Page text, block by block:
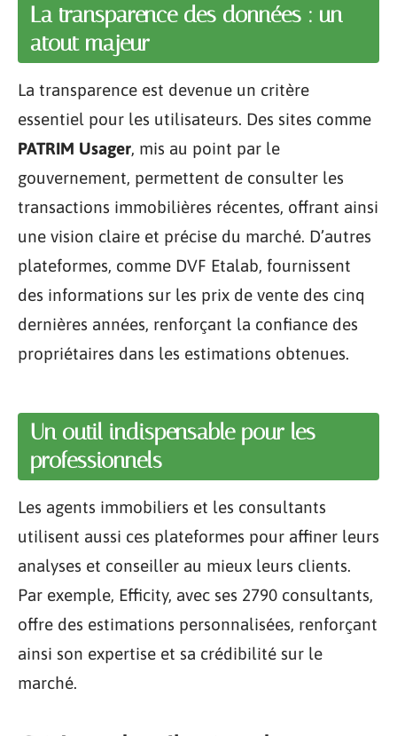
La transparence des données : un
atout majeur
La transparence est devenue un critère
essentiel pour les utilisateurs. Des sites comme
PATRIM Usager, mis au point par le
gouvernement, permettent de consulter les
transactions immobilières récentes, offrant ainsi
une vision claire et précise du marché. D’autres
plateformes, comme DVF Etalab, fournissent
des informations sur les prix de vente des cinq
dernières années, renforçant la confiance des
propriétaires dans les estimations obtenues.
Un outil indispensable pour les
professionnels
Les agents immobiliers et les consultants
utilisent aussi ces plateformes pour affiner leurs
analyses et conseiller au mieux leurs clients.
Par exemple, Efficity, avec ses 2790 consultants,
offre des estimations personnalisées, renforçant
ainsi son expertise et sa crédibilité sur le
marché.